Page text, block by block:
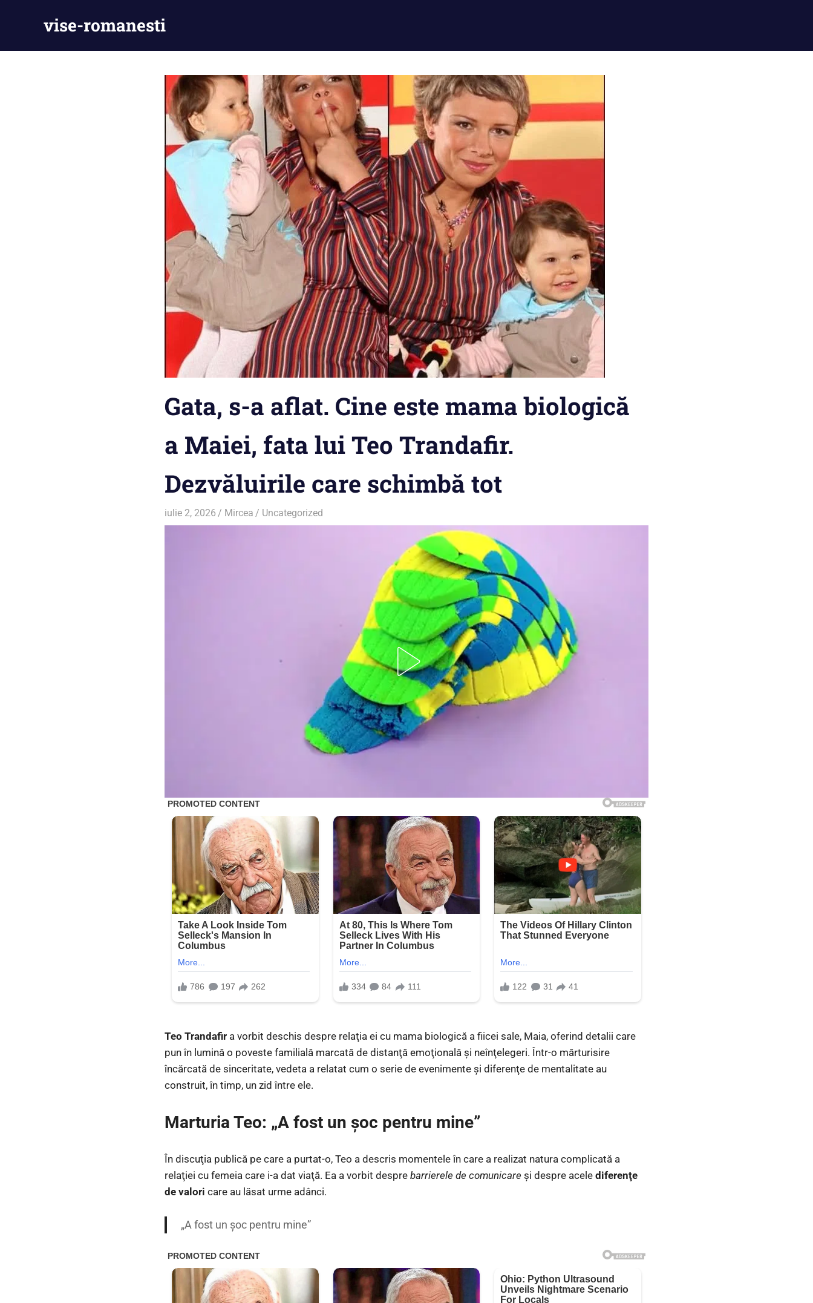
vise-romanesti
Gata, s-a aflat. Cine este mama biologică
a Maiei, fata lui Teo Trandafir.
Dezvăluirile care schimbă tot
iulie 2, 2026 Mircea Uncategorized
Teo Trandafir a vorbit deschis despre relaţia ei cu mama biologică a fiicei sale, Maia, oferind detalii care
pun în lumină o poveste familială marcată de distanţă emoţională şi neînţelegeri. Într-o mărturisire
încărcată de sinceritate, vedeta a relatat cum o serie de evenimente şi diferenţe de mentalitate au
construit, în timp, un zid între ele.
Marturia Teo: „A fost un şoc pentru mine”
În discuţia publică pe care a purtat-o, Teo a descris momentele în care a realizat natura complicată a
relaţiei cu femeia care i-a dat viaţă. Ea a vorbit despre barrierele de comunicare şi despre acele diferenţe
de valori care au lăsat urme adânci.
„A fost un şoc pentru mine”